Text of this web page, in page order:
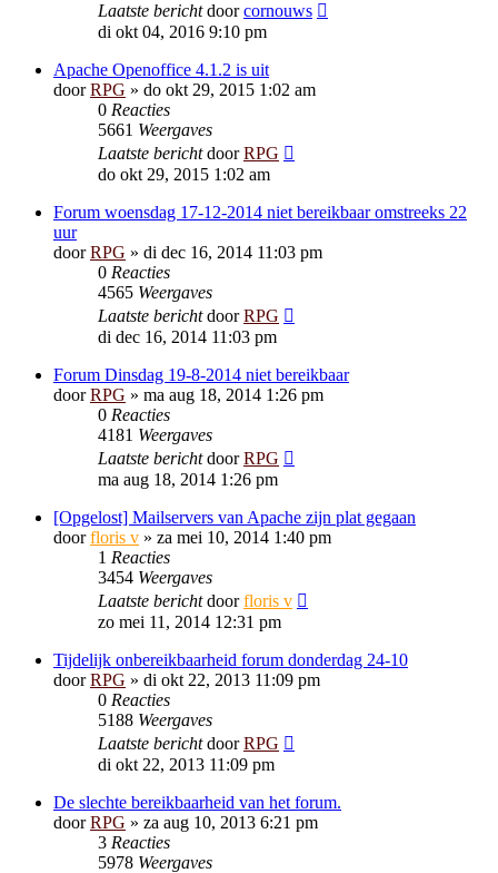
Laatste berichtdoorcornouws
di okt 04, 2016 9:10 pm
Apache Openoffice 4.1.2 is uit
doorRPG » do okt 29, 2015 1:02 am
0 Reacties
5661 Weergaves
Laatste berichtdoorRPG
do okt 29, 2015 1:02 am
Forum woensdag 17-12-2014 niet bereikbaar omstreeks 22
uur
doorRPG » di dec 16, 2014 11:03 pm
0 Reacties
4565 Weergaves
Laatste berichtdoorRPG
di dec 16, 2014 11:03 pm
Forum Dinsdag 19-8-2014 niet bereikbaar
doorRPG » ma aug 18, 2014 1:26 pm
0 Reacties
4181 Weergaves
Laatste berichtdoorRPG
ma aug 18, 2014 1:26 pm
[Opgelost] Mailservers van Apache zijn plat gegaan
doorfloris v » za mei 10, 2014 1:40 pm
1 Reacties
3454 Weergaves
Laatste berichtdoorfloris v
zo mei 11, 2014 12:31 pm
Tijdelijk onbereikbaarheid forum donderdag 24-10
doorRPG » di okt 22, 2013 11:09 pm
0 Reacties
5188 Weergaves
Laatste berichtdoorRPG
di okt 22, 2013 11:09 pm
De slechte bereikbaarheid van het forum.
doorRPG » za aug 10, 2013 6:21 pm
3 Reacties
5978 Weergaves